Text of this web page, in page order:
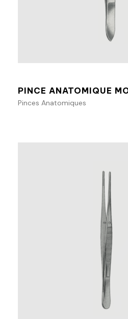
PINCE ANATOMIQUE
Pinces Anatomiques